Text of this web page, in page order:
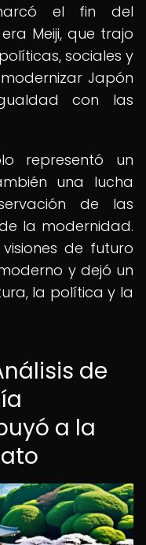
el fin del
Meiji, que trajo
sociales y
Japón
con las
representó un
una lucha
de las
la modernidad.
de futuro
y dejó un
la política y la
de
a la